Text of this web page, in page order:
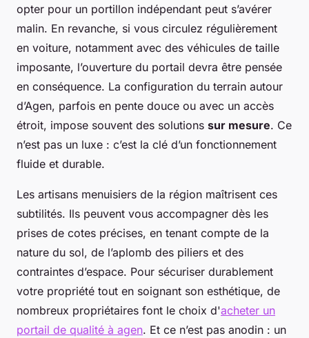
opter pour un portillon indépendant peut s’avérer
malin. En revanche, si vous circulez régulièrement
en voiture, notamment avec des véhicules de taille
imposante, l’ouverture du portail devra être pensée
en conséquence. La configuration du terrain autour
d’Agen, parfois en pente douce ou avec un accès
étroit, impose souvent des solutions sur mesure. Ce
n’est pas un luxe : c’est la clé d’un fonctionnement
fluide et durable.
Les artisans menuisiers de la région maîtrisent ces
subtilités. Ils peuvent vous accompagner dès les
prises de cotes précises, en tenant compte de la
nature du sol, de l’aplomb des piliers et des
contraintes d’espace. Pour sécuriser durablement
votre propriété tout en soignant son esthétique, de
nombreux propriétaires font le choix d'acheter un
portail de qualité à agen. Et ce n’est pas anodin : un